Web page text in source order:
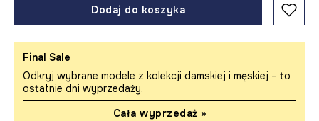
Dodaj do koszyka
Final Sale
Odkryj wybrane modele z kolekcji damskiej i męskiej – to
ostatnie dni wyprzedaży.
Cała wyprzedaż »